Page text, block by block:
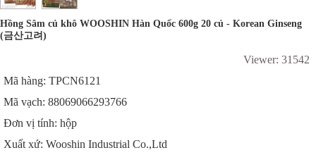
Hồng Sâm củ khô WOOSHIN Hàn Quốc 600g 20 củ - Korean Ginseng
(금산고려)
Viewer: 31542
Mã hàng: TPCN6121
Mã vạch: 88069066293766
Đơn vị tính: hộp
Xuất xứ: Wooshin Industrial Co.,Ltd